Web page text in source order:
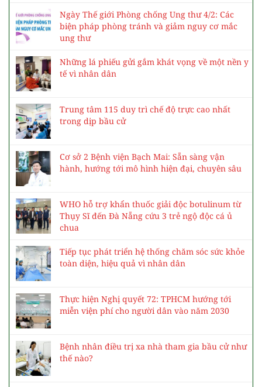
Ngày Thế giới Phòng chống Ung thư 4/2: Các
biện pháp phòng tránh và giảm nguy cơ mắc
ung thư
Những lá phiếu gửi gắm khát vọng về một nền y
tế vì nhân dân
Trung tâm 115 duy trì chế độ trực cao nhất
trong dịp bầu cử
Cơ sở 2 Bệnh viện Bạch Mai: Sẵn sàng vận
hành, hướng tới mô hình hiện đại, chuyên sâu
WHO hỗ trợ khẩn thuốc giải độc botulinum từ
Thụy Sĩ đến Đà Nẵng cứu 3 trẻ ngộ độc cá ủ
chua
Tiếp tục phát triển hệ thống chăm sóc sức khỏe
toàn diện, hiệu quả vì nhân dân
Thực hiện Nghị quyết 72: TPHCM hướng tới
miễn viện phí cho người dân vào năm 2030
Bệnh nhân điều trị xa nhà tham gia bầu cử như
thế nào?